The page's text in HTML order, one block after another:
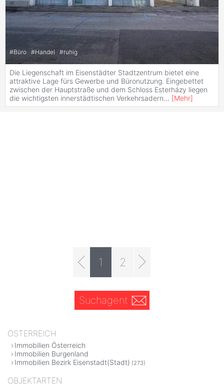
#Büro #Handel #ruhig
Die Liegenschaft im Eisenstädter Stadtzentrum bietet eine
attraktive Lage fürs Gewerbe und Büronutzung. Eingebettet
zwischen der Hauptstraße und dem Schloss Esterházy liegen
die wichtigsten innerstädtischen Verkehrsadern... [Mehr]
1 2
Suchagent
ÖSTERREICH
Immobilien Österreich
Immobilien Burgenland
Immobilien Bezirk Eisenstadt(Stadt) (273)
OBJEKTARTEN